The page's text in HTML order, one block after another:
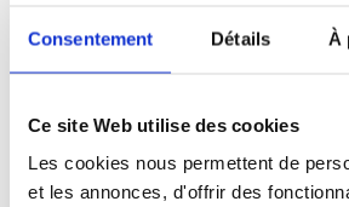
Consentement Détails À
Ce site Web utilise des cookies
Les cookies nous permettent de
et les annonces, d'offrir des
Profil du
candidat
Qualifications et diplômes :